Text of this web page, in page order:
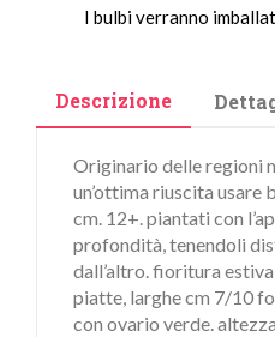
I bulbi verranno
Descrizione
Originario delle regioni
un’ottima riuscita
cm. 12+. piantati con
profondità, tenendoli
dall’altro. fioritura
piatte, larghe cm 7/10
con ovario verde.